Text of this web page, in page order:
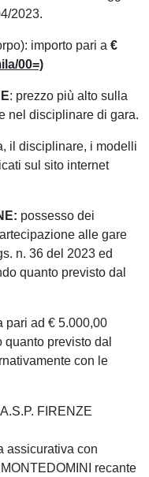
2023.
importo pari a €
00=)
: prezzo più alto sulla
nel disciplinare di gara.
il disciplinare, i modelli
sul sito internet
possesso dei
alle gare
n. 36 del 2023 ed
quanto previsto dal
pari ad € 5.000,00
previsto dal
con le
FIRENZE
assicurativa con
recante